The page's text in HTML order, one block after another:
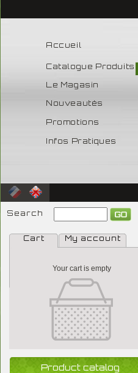
Accueil
Catalogue Produits
Le Magasin
Nouveautés
Promotions
Infos Pratiques
Search
Cart My account
Your cart is empty
Product catalog